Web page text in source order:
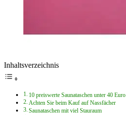
Inhaltsverzeichnis
10 preiswerte Saunataschen unter 40 Euro
Achten Sie beim Kauf auf Nassfächer
Saunataschen mit viel Stauraum